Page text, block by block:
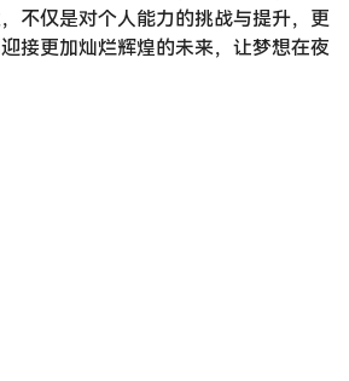
不仅是对个人能力的挑战与提升，更
接更加灿烂辉煌的未来，让梦想在夜